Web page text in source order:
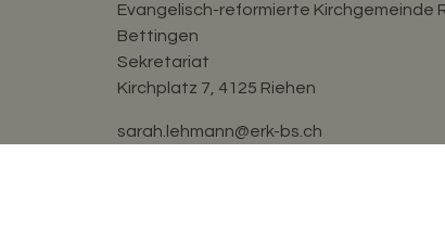
Evangelisch-reformierte Kirchgemeinde
Bettingen
Sekretariat
Kirchplatz 7, 4125 Riehen
sarah.lehmann@erk-bs.ch